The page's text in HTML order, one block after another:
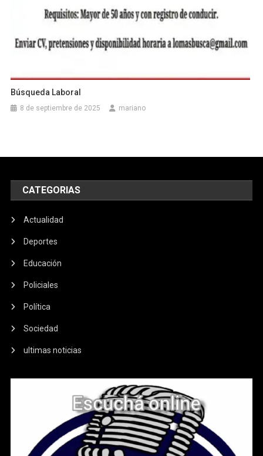
Búsqueda Laboral
8 de septiembre de 2025 mariano
CATEGORIAS
Actualidad
Deportes
Educación
Policiales
Política
Sociedad
ultimas noticias